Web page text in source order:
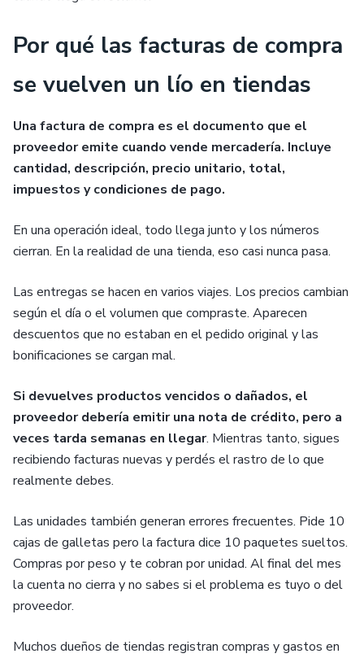
Por qué las facturas de compra
se vuelven un lío en tiendas
Una factura de compra es el documento que el
proveedor emite cuando vende mercadería. Incluye
cantidad, descripción, precio unitario, total,
impuestos y condiciones de pago.
En una operación ideal, todo llega junto y los números
cierran. En la realidad de una tienda, eso casi nunca pasa.
Las entregas se hacen en varios viajes. Los precios cambian
según el día o el volumen que compraste. Aparecen
descuentos que no estaban en el pedido original y las
bonificaciones se cargan mal.
Si devuelves productos vencidos o dañados, el
proveedor debería emitir una nota de crédito, pero a
veces tarda semanas en llegar. Mientras tanto, sigues
recibiendo facturas nuevas y perdés el rastro de lo que
realmente debes.
Las unidades también generan errores frecuentes. Pide 10
cajas de galletas pero la factura dice 10 paquetes sueltos.
Compras por peso y te cobran por unidad. Al final del mes
la cuenta no cierra y no sabes si el problema es tuyo o del
proveedor.
Muchos dueños de tiendas registran compras y gastos en